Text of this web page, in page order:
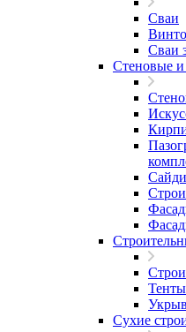
Сваи
Сваи
Стеновые
Сухие